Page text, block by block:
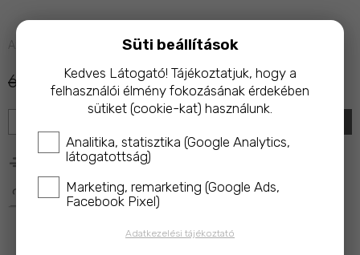
Azonnal raktárról
6 490 Ft 4 490 Ft
KOSÁRBA
25 000 Ft feletti rendelés esetén ingyenes kiszállítás!
A termék megvásárlásakor az ár 10%-ával a
Süti beállítások
Kedves Látogató! Tájékoztatjuk, hogy a
felhasználói élmény fokozásának érdekében
sütiket (cookie-kat) használunk.
Analitika, statisztika (Google Analytics,
látogatottság)
Marketing, remarketing (Google Ads,
Facebook Pixel)
Adatkezelési tájékoztató